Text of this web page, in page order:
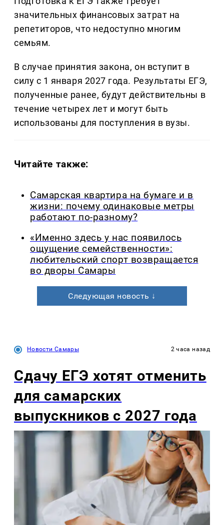
значительных финансовых затрат на
репетиторов, что недоступно многим
семьям.
В случае принятия закона, он вступит в
силу с 1 января 2027 года. Результаты ЕГЭ,
полученные ранее, будут действительны в
течение четырех лет и могут быть
использованы для поступления в вузы.
Читайте также:
Самарская квартира на бумаге и в
жизни: почему одинаковые метры
работают по-разному?
«Именно здесь у нас появилось
ощущение семейственности»:
любительский спорт возвращается
во дворы Самары
Следующая новость ↓
Новости Самары 2 часа назад
Сдачу ЕГЭ хотят отменить
для самарских
выпускников с 2027 года